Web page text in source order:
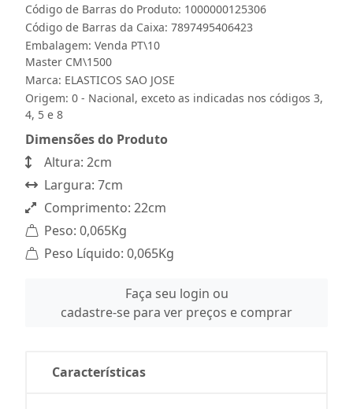
Código de Barras do Produto: 1000000125306
Código de Barras da Caixa: 7897495406423
Embalagem: Venda PT\10
Master CM\1500
Marca: ELASTICOS SAO JOSE
Origem: 0 - Nacional, exceto as indicadas nos códigos 3,
4, 5 e 8
Dimensões do Produto
Altura: 2cm
Largura: 7cm
Comprimento: 22cm
Peso: 0,065Kg
Peso Líquido: 0,065Kg
Faça seu login ou
cadastre-se para ver preços e comprar
Características